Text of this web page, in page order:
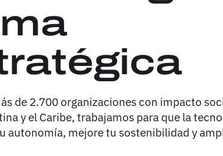
de 2.700 organizaciones con impacto
y el Caribe, trabajamos para que la
autonomía, mejore tu sostenibilidad y